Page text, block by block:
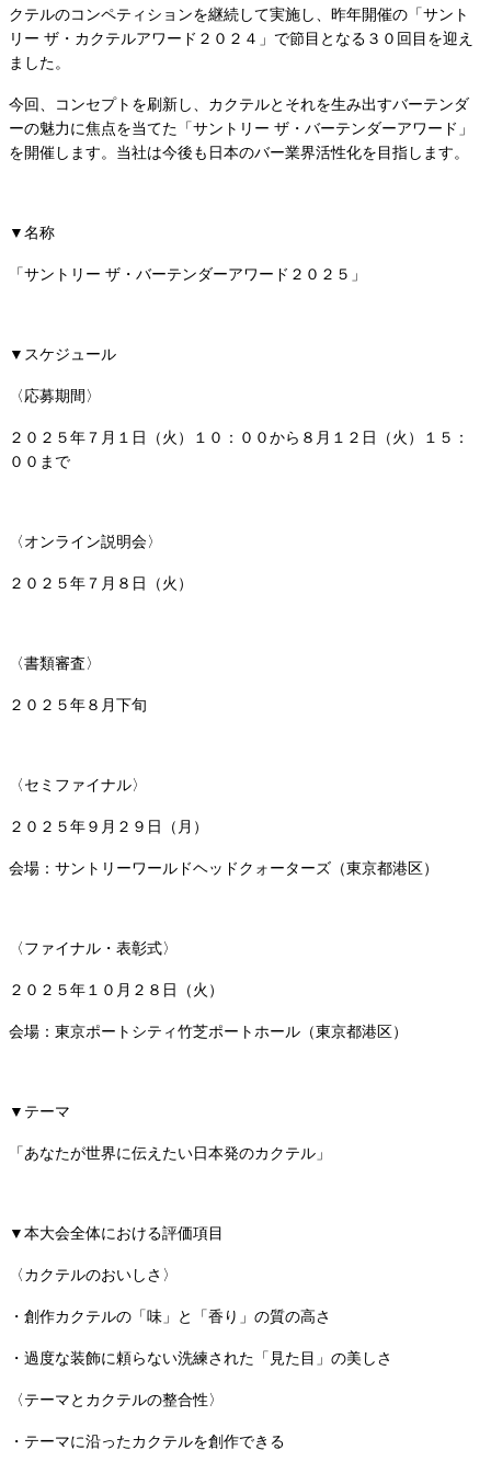
クテルのコンペティションを継続して実施し、昨年開催の「サント
リー ザ・カクテルアワード２０２４」で節目となる３０回目を迎え
ました。
今回、コンセプトを刷新し、カクテルとそれを生み出すバーテンダ
ーの魅力に焦点を当てた「サントリー ザ・バーテンダーアワード」
を開催します。当社は今後も日本のバー業界活性化を目指します。
▼名称
「サントリー ザ・バーテンダーアワード２０２５」
▼スケジュール
〈応募期間〉
２０２５年７月１日（火）１０：００から８月１２日（火）１５：
００まで
〈オンライン説明会〉
２０２５年７月８日（火）
〈書類審査〉
２０２５年８月下旬
〈セミファイナル〉
２０２５年９月２９日（月）
会場：サントリーワールドヘッドクォーターズ（東京都港区）
〈ファイナル・表彰式〉
２０２５年１０月２８日（火）
会場：東京ポートシティ竹芝ポートホール（東京都港区）
▼テーマ
「あなたが世界に伝えたい日本発のカクテル」
▼本大会全体における評価項目
〈カクテルのおいしさ〉
・創作カクテルの「味」と「香り」の質の高さ
・過度な装飾に頼らない洗練された「見た目」の美しさ
〈テーマとカクテルの整合性〉
・テーマに沿ったカクテルを創作できる